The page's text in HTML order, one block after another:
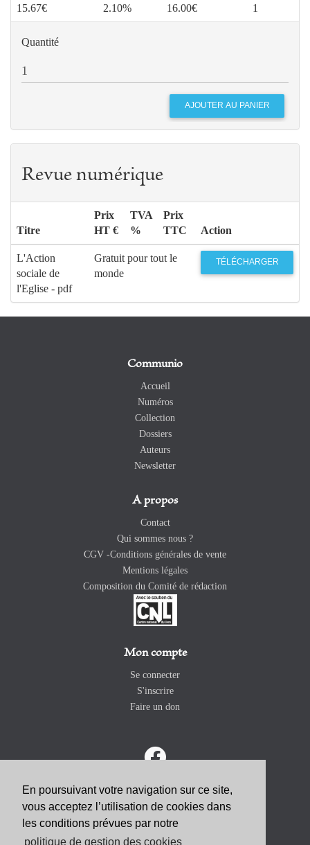
En poursuivant votre navigation sur ce site,
vous acceptez l’utilisation de cookies dans
les conditions prévues par notre
politique de gestion des cookies
15.67€ 2.10% 16.00€ 1
Quantité
Revue numérique
Titre
Prix
HT €
TVA
%
Prix
TTC
Action
L'Action
sociale de
l'Eglise - pdf
Gratuit pour tout le
monde
TÉLÉCHARGER
Communio
Accueil
Numéros
Collection
Dossiers
Auteurs
Newsletter
A propos
Contact
Qui sommes nous ?
CGV -Conditions générales de vente
Mentions légales
Composition du Comité de rédaction
Mon compte
Se connecter
S'inscrire
Faire un don
ABONNEZ-VOUS